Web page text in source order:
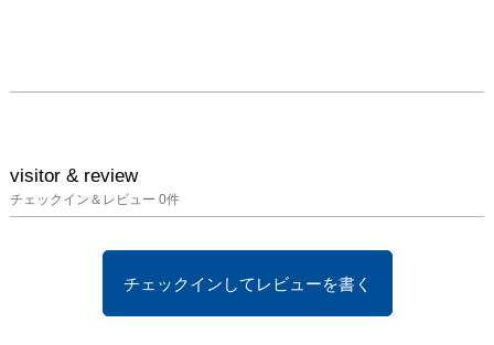
visitor & review
チェックイン＆レビュー 0件
チェックインしてレビューを書く